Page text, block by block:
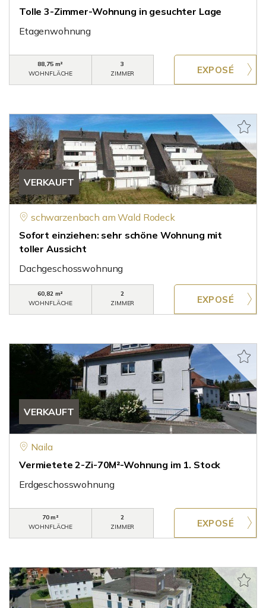
Tolle 3-Zimmer-Wohnung in gesuchter Lage
Etagenwohnung
88,75 m²
WOHNFLÄCHE
3
ZIMMER
VERKAUFT
schwarzenbach am Wald Rodeck
Sofort einziehen: sehr schöne Wohnung mit
toller Aussicht
Dachgeschosswohnung
60,82 m²
WOHNFLÄCHE
2
ZIMMER
VERKAUFT
Naila
Vermietete 2-Zi-70M²-Wohnung im 1. Stock
Erdgeschosswohnung
70 m²
WOHNFLÄCHE
2
ZIMMER